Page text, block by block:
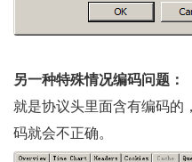
另一种特殊情况编码问题：
就是协议头里面含有编码的
码就会不正确。